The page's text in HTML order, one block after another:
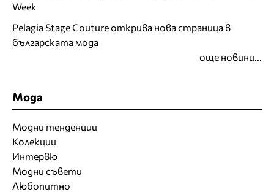
Week
Pelagia Stage Couture открива нова страница в
българската мода
още новини...
Мода
Модни тенденции
Колекции
Интервю
Модни съвети
Любопитно